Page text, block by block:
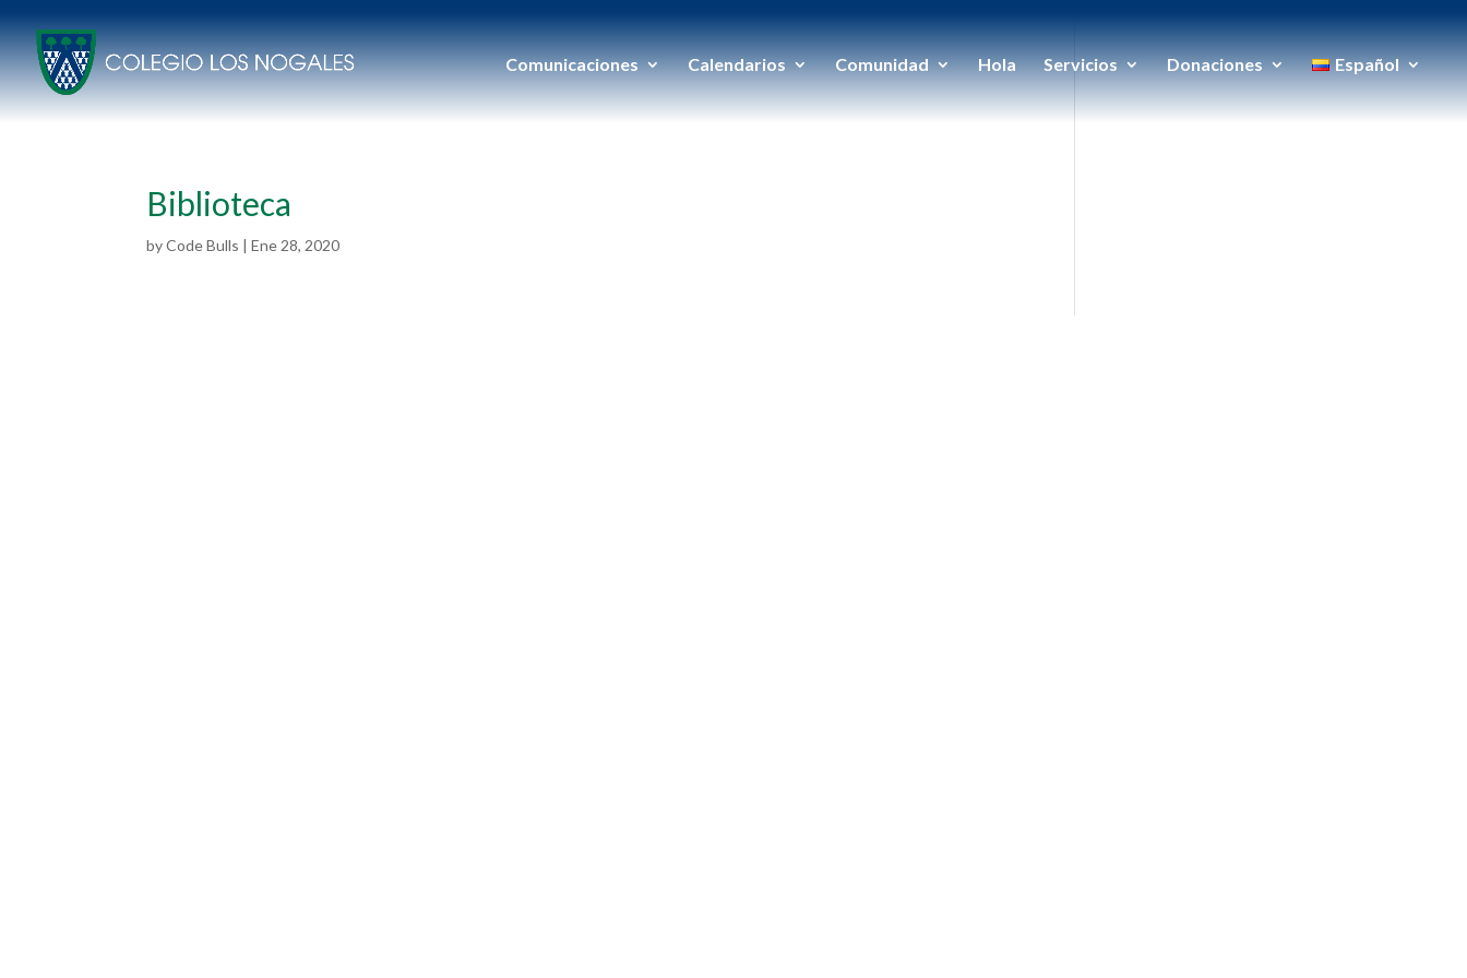
Comunicaciones Calendarios Comunidad Hola Servicios Donaciones Español
Biblioteca
byCode Bulls |Ene 28, 2020